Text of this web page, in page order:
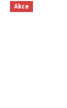
Akce